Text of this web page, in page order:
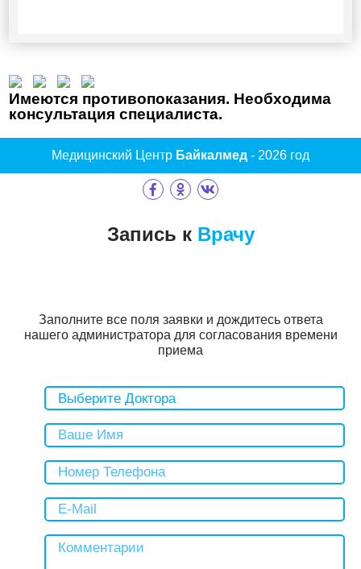
Имеются противопоказания. Необходима
консультация специалиста.
Медицинский Центр Байкалмед - 2026 год
Запись к Врачу
Заполните все поля заявки и дождитесь ответа
нашего администратора для согласования времени
приема